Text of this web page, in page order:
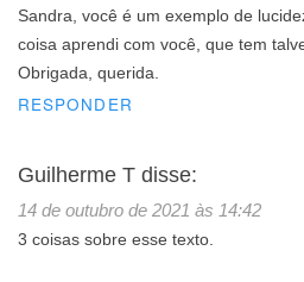
Sandra, você é um exemplo de
coisa aprendi com você, que tem
Obrigada, querida.
RESPONDER
Guilherme T disse:
14 de outubro de 2021 às 14:42
3 coisas sobre esse texto.